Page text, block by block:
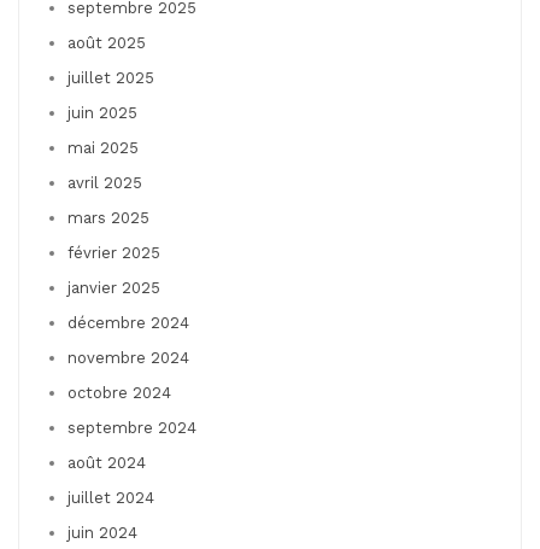
septembre 2025
août 2025
juillet 2025
juin 2025
mai 2025
avril 2025
mars 2025
février 2025
janvier 2025
décembre 2024
novembre 2024
octobre 2024
septembre 2024
août 2024
juillet 2024
juin 2024